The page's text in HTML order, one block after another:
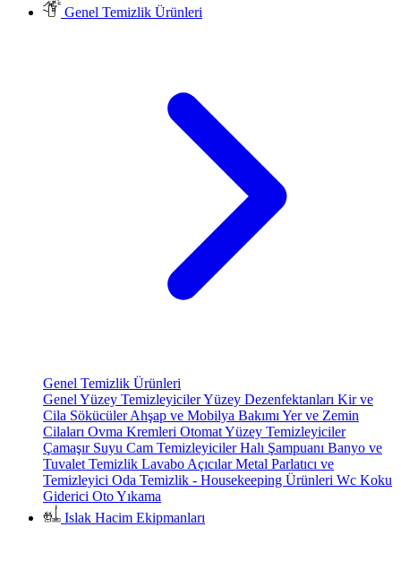
Genel Temizlik Ürünleri
Genel Temizlik Ürünleri
Genel Yüzey TemizleyicilerYüzey Dezenfektanları Kir ve
Cila SökücülerAhşap ve Mobilya Bakımı Yer ve Zemin
Cilaları Ovma Kremleri Otomat Yüzey Temizleyiciler
Çamaşır Suyu Cam TemizleyicilerHalı Şampuanı Banyo ve
Tuvalet Temizlik Lavabo AçıcılarMetal Parlatıcı ve
Temizleyici Oda Temizlik - Housekeeping Ürünleri Wc Koku
Giderici Oto Yıkama
Islak Hacim Ekipmanları